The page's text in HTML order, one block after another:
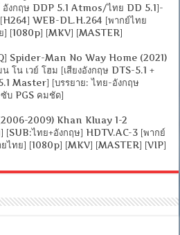
อังกฤษ DDP 5.1 Atmos/ไทย DD 5.1]-
WEB-DL.H.264 [พากย์ไทย
] [1080p] [MKV] [MASTER]
Spider-Man No Way Home (2021)
น โน เวย์ โฮม [เสียงอังกฤษ DTS-5.1 +
Master] [บรรยาย: ไทย-อังกฤษ
บ PGS คมชัด]
2009) Khan Kluay 1-2
[SUB:ไทย+อังกฤษ] HDTV.AC-3 [พากย์
ยไทย] [1080p] [MKV] [MASTER] [VIP]